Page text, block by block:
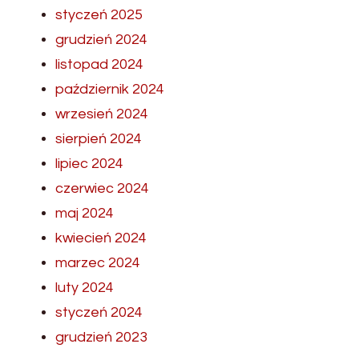
styczeń 2025
grudzień 2024
listopad 2024
październik 2024
wrzesień 2024
sierpień 2024
lipiec 2024
czerwiec 2024
maj 2024
kwiecień 2024
marzec 2024
luty 2024
styczeń 2024
grudzień 2023